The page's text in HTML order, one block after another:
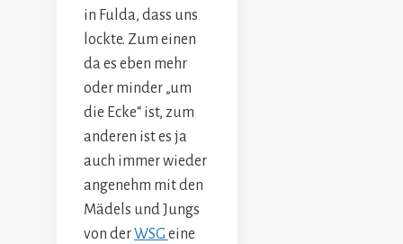
in Fulda, dass uns
lockte. Zum einen
da es eben mehr
oder minder „um
die Ecke“ ist, zum
anderen ist es ja
auch immer wieder
angenehm mit den
Mädels und Jungs
von derWSG eine